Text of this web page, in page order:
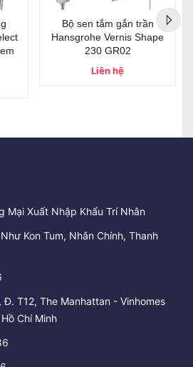
trần
Shape
Sen âm tường Mariner
Eden EDE2902 NO
Liên hệ
Mại Xuất Nhập Khẩu Trí Nhân
Kon Tum, Nhân Chính, Thanh
Đ. T12, The Manhattan - Vinhomes
Chí Minh